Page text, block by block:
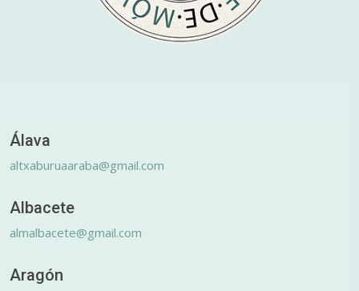
Álava
altxaburuaaraba@gmail.com
Albacete
almalbacete@gmail.com
Aragón